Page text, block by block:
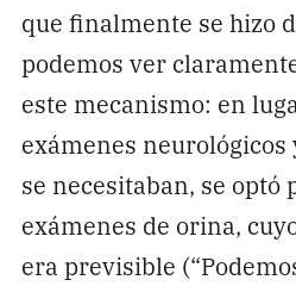
que finalmente se hizo
podemos ver
este mecanismo: en
exámenes neurológicos
se necesitaban, se optó
exámenes de orina,
era previsible